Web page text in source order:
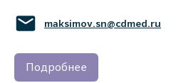
maksimov.sn@cdmed.ru
Подробнее